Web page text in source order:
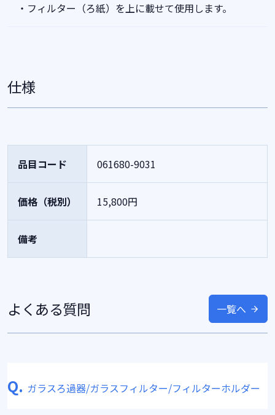
・フィルター（ろ紙）を上に載せて使用します。
仕様
品目コード 061680-9031
価格（税別） 15,800円
備考
よくある質問 一覧へ
Q. ガラスろ過器/ガラスフィルター/フィルターホルダー